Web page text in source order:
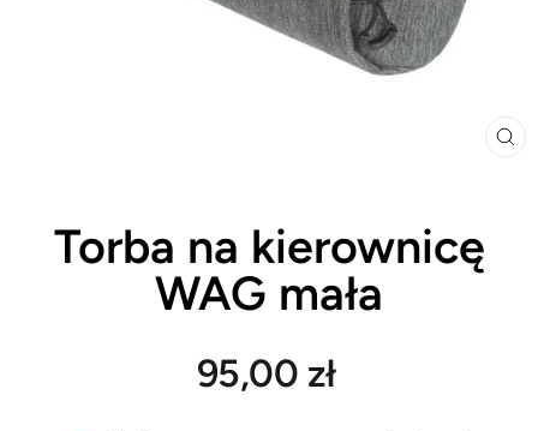
Torba na kierownicę
WAG mała
Cena
regularna
95,00 zł